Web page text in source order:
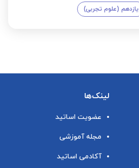
یازدهم (علوم تجربی)
لینک‌ها
عضویت اساتید
مجله آموزشی
آکادمی اساتید